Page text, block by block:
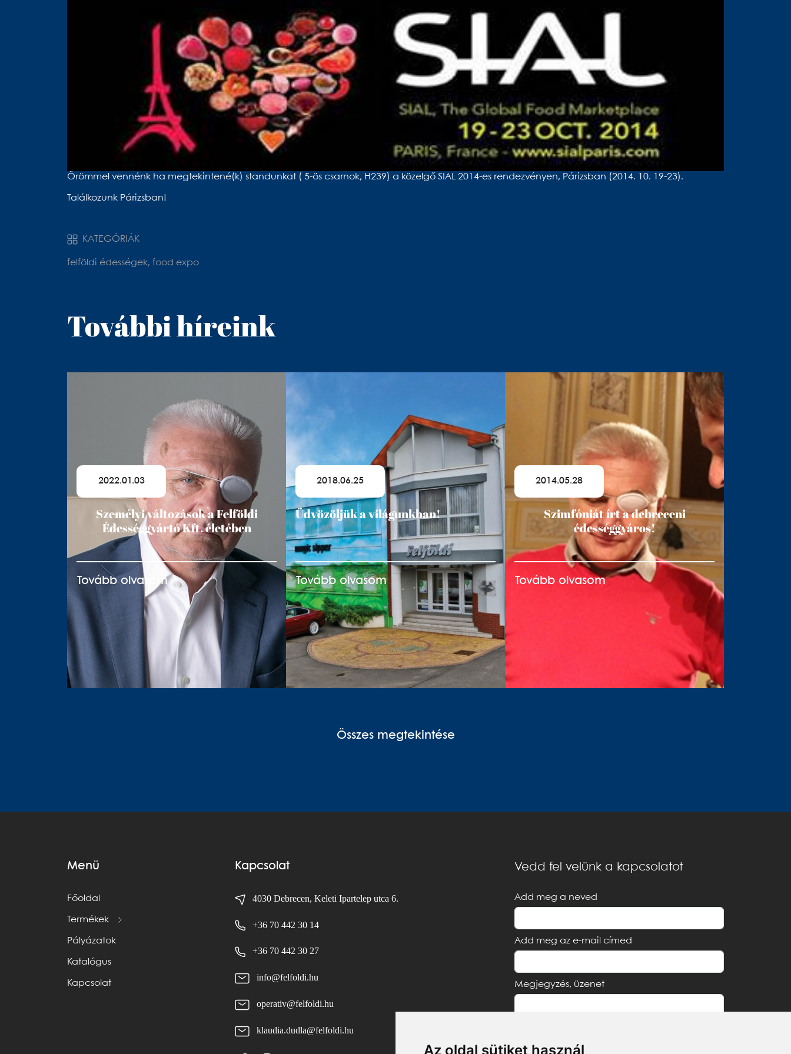
Az oldal sütiket használ
Örömmel vennénk ha megtekintené(k) standunkat ( 5-ös csarnok, H239) a közelgő SIAL 2014-es rendezvényen, Párizsban (2014. 10. 19-23).
Találkozunk Párizsban!
KATEGÓRIÁK
felföldi édességek, food expo
További híreink
2022.01.03
Személyi változások a Felföldi
Édességgyártó Kft. életében
Tovább olvasom
2018.06.25
Üdvözöljük a világunkban!
Tovább olvasom
2014.05.28
Szimfóniát írt a debreceni
édességgyáros!
Tovább olvasom
Összes megtekintése
Menü
Főoldal
Termékek
Pályázatok
Katalógus
Kapcsolat
Kapcsolat
4030 Debrecen, Keleti Ipartelep utca 6.
+36 70 442 30 14
+36 70 442 30 27
info@felfoldi.hu
operativ@felfoldi.hu
klaudia.dudla@felfoldi.hu
Vedd fel velünk a kapcsolatot
Add meg a neved
Add meg az e-mail címed
Megjegyzés, üzenet